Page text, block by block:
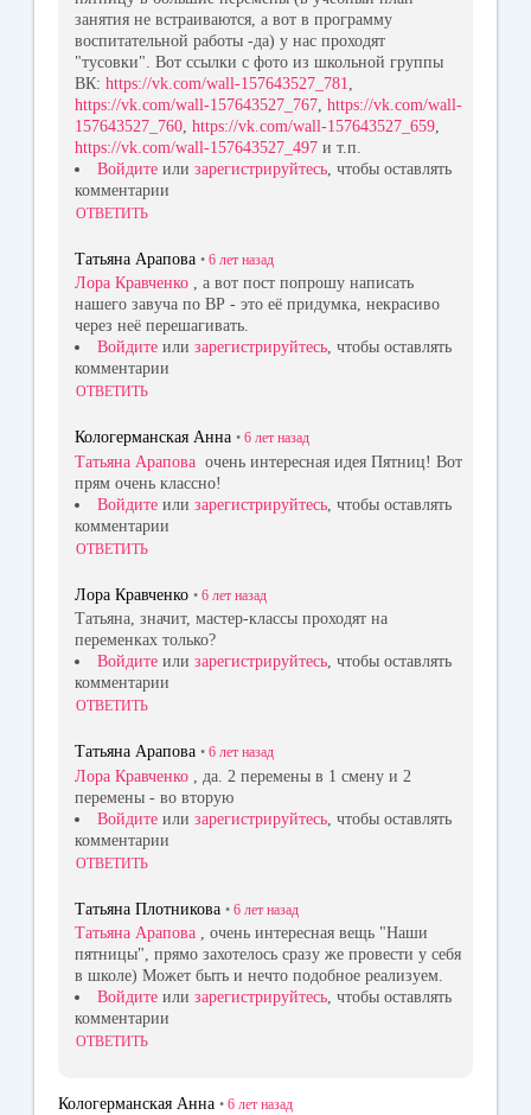
занятия не встраиваются, а вот в программу
воспитательной работы -да) у нас проходят
"тусовки". Вот ссылки с фото из школьной группы
ВК: https://vk.com/wall-157643527_781
https://vk.com/wall-157643527_767 https://vk.com/wall-
157643527_760 https://vk.com/wall-157643527_659
https://vk.com/wall-157643527_497 и т.п.
Войдите или зарегистрируйтесь , чтобы оставлять
комментарии
ОТВЕТИТЬ
Татьяна Арапова • 6 лет назад
Лора Кравченко , а вот пост попрошу написать
нашего завуча по ВР - это её придумка, некрасиво
через неё перешагивать.
Войдите или зарегистрируйтесь, чтобы оставлять
комментарии
ОТВЕТИТЬ
Кологерманская Анна • 6 лет назад
Татьяна Арапова очень интересная идея Пятниц! Вот
прям очень классно!
Войдите или зарегистрируйтесь , чтобы оставлять
комментарии
ОТВЕТИТЬ
Лора Кравченко • 6 лет назад
Татьяна, значит, мастер-классы проходят на
переменках только?
Войдите или зарегистрируйтесь, чтобы оставлять
комментарии
ОТВЕТИТЬ
Татьяна Арапова • 6 лет назад
Лора Кравченко
, да. 2 перемены в 1 смену и 2
перемены - во вторую
Войдите или зарегистрируйтесь , чтобы оставлять
комментарии
ОТВЕТИТЬ
Татьяна Плотникова • 6 лет назад
Татьяна Арапова , очень интересная вещь "Наши
пятницы", прямо захотелось сразу же провести у себя
в школе) Может быть и нечто подобное реализуем.
Войдите или зарегистрируйтесь, чтобы оставлять
комментарии
ОТВЕТИТЬ
Кологерманская Анна • 6 лет назад